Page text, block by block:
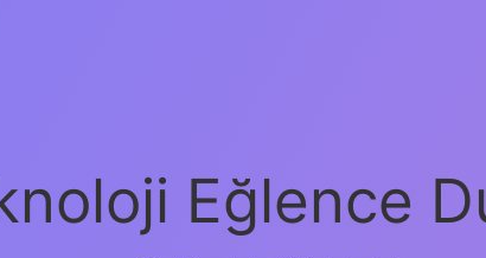
Eğlence